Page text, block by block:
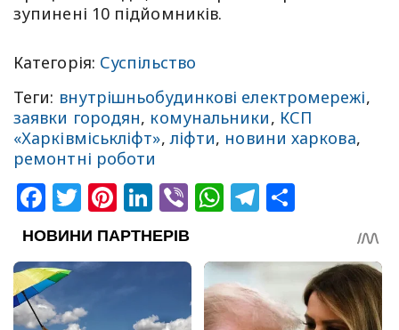
зупинені 10 підйомників.
Категорія: Суспільство
Теги: внутрішньобудинкові електромережі,
заявки городян, комунальники, КСП
«Харківміськліфт»,ліфти, новини харкова,
ремонтні роботи
Facebook
Twitter
Pinterest
LinkedIn
ViberWhatsApp
Telegram